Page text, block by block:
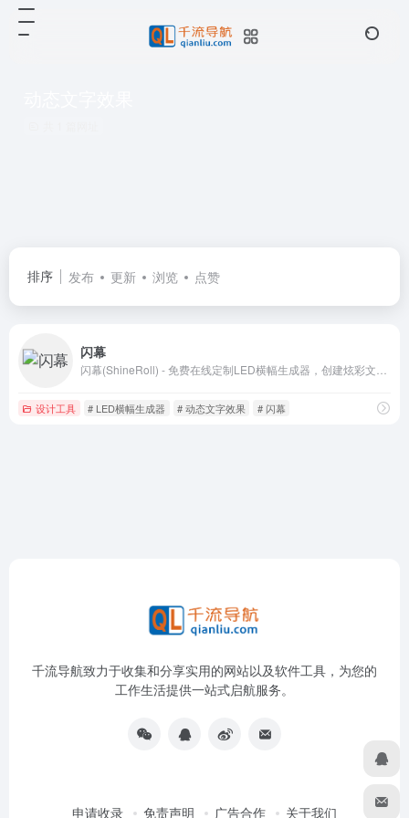
排序 发布 更新 浏览 点赞
闪幕
设计工具 # LED横幅生成器 # 动态文字效果 # 闪幕
千流导航致力于收集和分享实用的网站以及软件工具，为您的
工作生活提供一站式启航服务。
申请收录 免责声明 广告合作 关于我们